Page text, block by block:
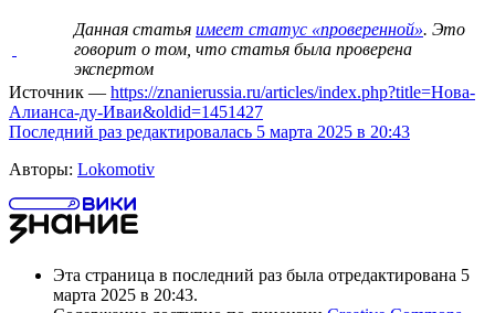
Данная статья имеет статус «проверенной». Это
говорит о том, что статья была проверена
экспертом
Источник — https://znanierussia.ru/articles/index.php?title=Нова-
Алианса-ду-Иваи&oldid=1451427
Последний раз редактировалась 5 марта 2025 в 20:43
Авторы: Lokomotiv
Эта страница в последний раз была отредактирована 5
марта 2025 в 20:43.